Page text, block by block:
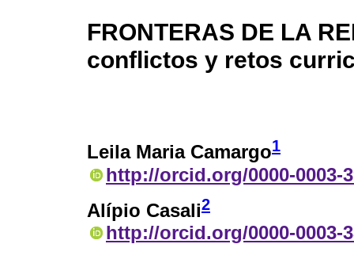
FRONTERAS DE LA
conflictos y retos
Leila Maria Camargo1
http://orcid.org/0000-0003-
Alípio Casali2
http://orcid.org/0000-0003-